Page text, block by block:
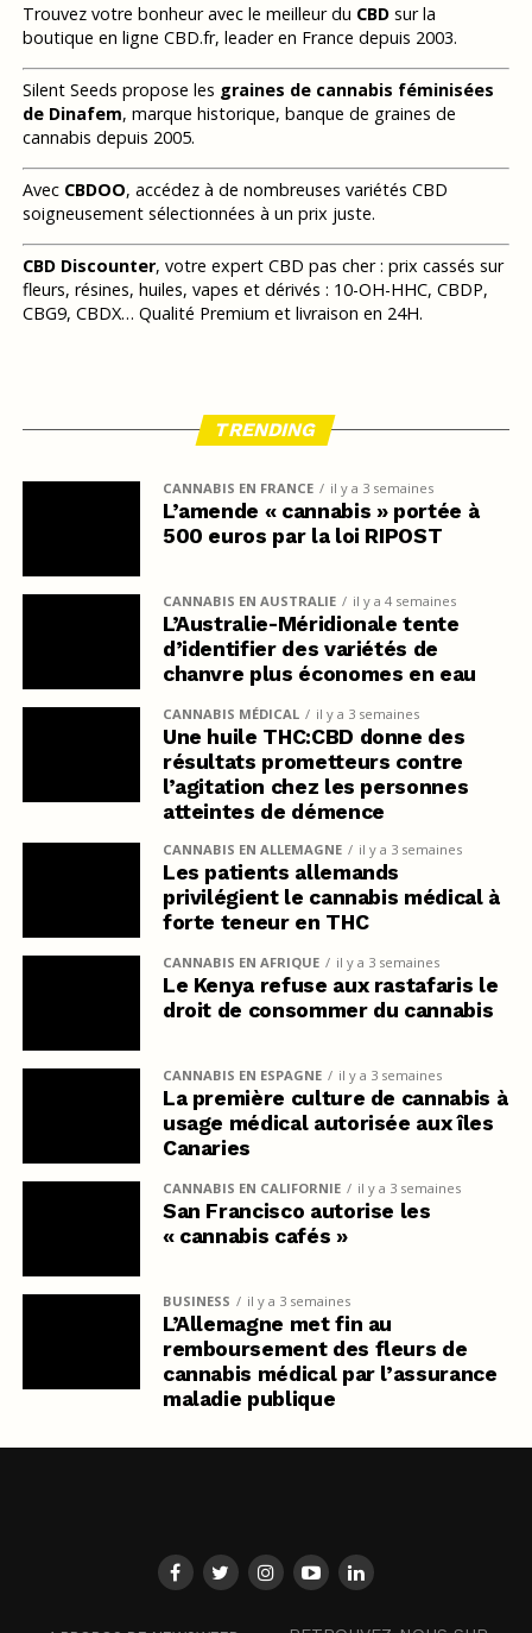
Trouvez votre bonheur avec le meilleur du CBDsur la
boutique en ligne CBD.fr, leader en France depuis 2003.
Silent Seeds propose les graines de cannabis féminisées
de Dinafem, marque historique, banque de graines de
cannabis depuis 2005.
Avec CBDOO, accédez à de nombreuses variétés CBD
soigneusement sélectionnées à un prix juste.
CBD Discounter, votre expert CBD pas cher : prix cassés sur
fleurs, résines, huiles, vapes et dérivés : 10-OH-HHC, CBDP,
CBG9, CBDX… Qualité Premium et livraison en 24H.
TRENDING
CANNABIS EN FRANCE il y a 3 semaines
L’amende « cannabis » portée à
500 euros par la loi RIPOST
CANNABIS EN AUSTRALIE il y a 4 semaines
L’Australie-Méridionale tente
d’identifier des variétés de
chanvre plus économes en eau
CANNABIS MÉDICAL il y a 3 semaines
Une huile THC:CBD donne des
résultats prometteurs contre
l’agitation chez les personnes
atteintes de démence
CANNABIS EN ALLEMAGNE il y a 3 semaines
Les patients allemands
privilégient le cannabis médical à
forte teneur en THC
CANNABIS EN AFRIQUE il y a 3 semaines
Le Kenya refuse aux rastafaris le
droit de consommer du cannabis
CANNABIS EN ESPAGNE il y a 3 semaines
La première culture de cannabis à
usage médical autorisée aux îles
Canaries
CANNABIS EN CALIFORNIE il y a 3 semaines
San Francisco autorise les
« cannabis cafés »
BUSINESS il y a 3 semaines
L’Allemagne met fin au
remboursement des fleurs de
cannabis médical par l’assurance
maladie publique